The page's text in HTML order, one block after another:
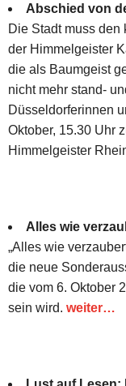
Abschied von
Die Stadt muss den
der Himmelgeister
die als Baumgeist
nicht mehr stand-
Düsseldorferinnen
Oktober, 15.30 Uhr
Himmelgeister
Alles wie
„Alles wie
die neue
die vom 6. Oktober
sein wird. weiter…